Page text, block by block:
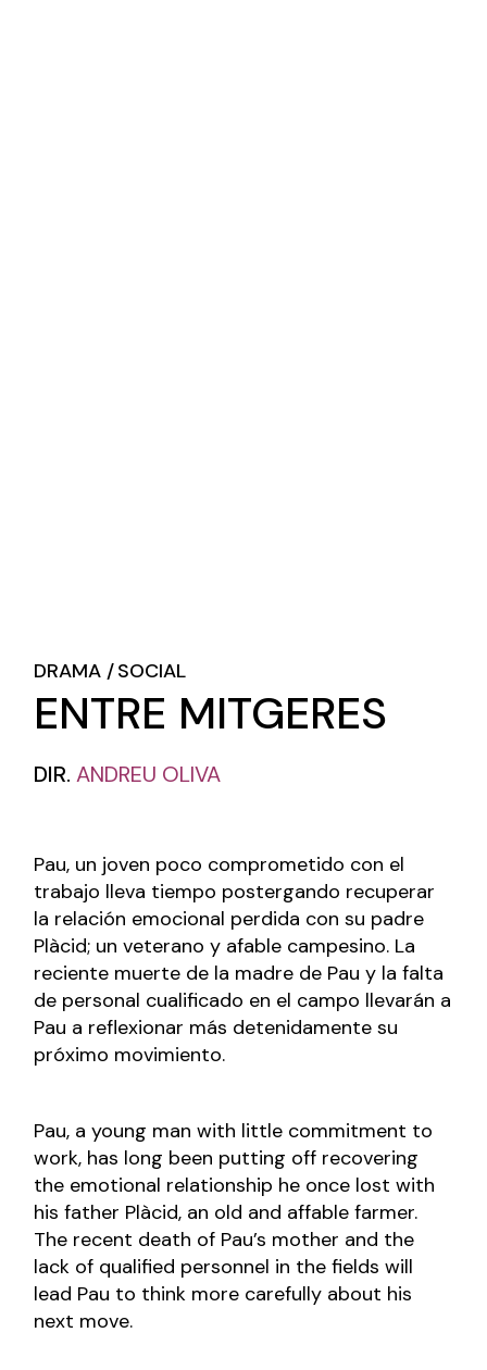
DRAMA SOCIAL
ENTRE MITGERES
DIR.ANDREU OLIVA
Pau, un joven poco comprometido con el
trabajo lleva tiempo postergando recuperar
la relación emocional perdida con su padre
Plàcid; un veterano y afable campesino. La
reciente muerte de la madre de Pau y la falta
de personal cualificado en el campo llevarán a
Pau a reflexionar más detenidamente su
próximo movimiento.
Pau, a young man with little commitment to
work, has long been putting off recovering
the emotional relationship he once lost with
his father Plàcid, an old and affable farmer.
The recent death of Pau’s mother and the
lack of qualified personnel in the fields will
lead Pau to think more carefully about his
next move.